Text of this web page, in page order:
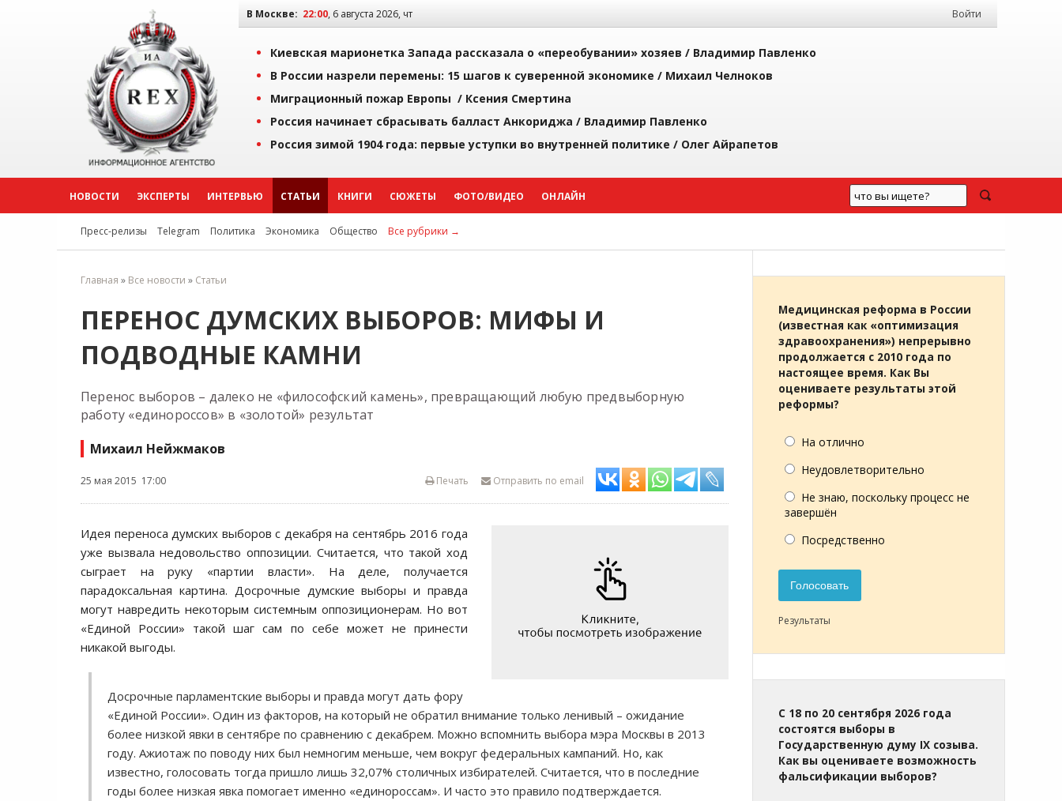
В Москве: 22:00, 6 августа 2026, чт Войти
Киевская марионетка Запада рассказала о «переобувании» хозяев / Владимир Павленко
В России назрели перемены: 15 шагов к суверенной экономике / Михаил Челноков
Миграционный пожар Европы / Ксения Смертина
Россия начинает сбрасывать балласт Анкориджа / Владимир Павленко
Россия зимой 1904 года: первые уступки во внутренней политике / Олег Айрапетов
НОВОСТИ ЭКСПЕРТЫ ИНТЕРВЬЮ СТАТЬИ КНИГИ СЮЖЕТЫ ФОТО/ВИДЕО ОНЛАЙН
Пресс-релизы Telegram Политика Экономика Общество Все рубрики →
Главная » Все новости » Статьи
ПЕРЕНОС ДУМСКИХ ВЫБОРОВ: МИФЫ И
ПОДВОДНЫЕ КАМНИ
Перенос выборов – далеко не «философский камень», превращающий любую предвыборную
работу «единороссов» в «золотой» результат
Михаил Нейжмаков
25 мая 2015 17:00 Отправить по email
Печать
Идея переноса думских выборов с декабря на сентябрь 2016 года
уже вызвала недовольство оппозиции. Считается, что такой ход
сыграет на руку «партии власти». На деле, получается
парадоксальная картина. Досрочные думские выборы и правда
могут навредить некоторым системным оппозиционерам. Но вот
«Единой России» такой шаг сам по себе может не принести
никакой выгоды.
Досрочные парламентские выборы и правда могут дать фору
«Единой России». Один из факторов, на который не обратил внимание только ленивый – ожидание
более низкой явки в сентябре по сравнению с декабрем. Можно вспомнить выбора мэра Москвы в 2013
году. Ажиотаж по поводу них был немногим меньше, чем вокруг федеральных кампаний. Но, как
известно, голосовать тогда пришло лишь 32,07% столичных избирателей. Считается, что в последние
годы более низкая явка помогает именно «единороссам». И часто это правило подтверждается.
Медицинская реформа в России
(известная как «оптимизация
здравоохранения») непрерывно
продолжается с 2010 года по
настоящее время. Как Вы
оцениваете результаты этой
реформы?
На отлично
Неудовлетворительно
Не знаю, поскольку процесс не
завершён
Посредственно
Голосовать
Результаты
С 18 по 20 сентября 2026 года
состоятся выборы в
Государственную думу IX созыва.
Как вы оцениваете возможность
фальсификации выборов?